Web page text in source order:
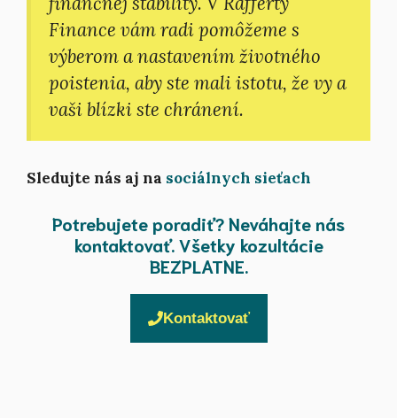
Finance vám radi pomôžeme s
výberom a nastavením životného
poistenia, aby ste mali istotu, že vy a
vaši blízki ste chránení.
Sledujte nás aj na sociálnych sieťach
Potrebujete poradiť? Neváhajte nás
kontaktovať. Všetky kozultácie
BEZPLATNE.
Kontaktovať